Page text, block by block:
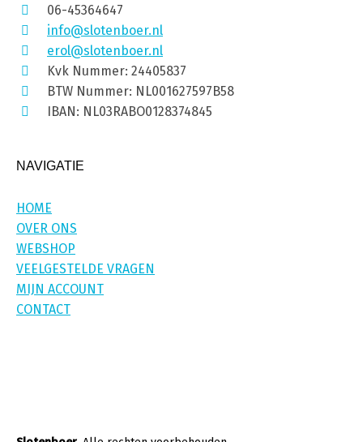
06-45364647
info@slotenboer.nl
erol@slotenboer.nl
Kvk Nummer: 24405837
BTW Nummer: NL001627597B58
IBAN: NL03RABO0128374845
NAVIGATIE
HOME
OVER ONS
WEBSHOP
VEELGESTELDE VRAGEN
MIJN ACCOUNT
CONTACT